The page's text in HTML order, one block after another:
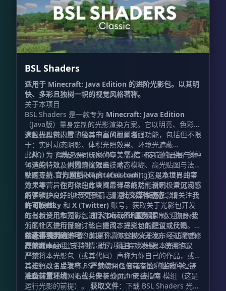
BSL Shaders
适用于 Minecraft: Java Edition 的进阶光影包。以其明
快、多彩且独树一帜的视觉风格著称。
关于本项目
BSL Shaders 是一款专为 Minecraft: Java Edition
（Java版）量身定制的光影渲染方案。它以明亮、色彩饱
满且极具辨识度的独特的画风而闻名。
这款光影包内置了极其丰富的视觉增强功能，包括但不限
于：实时动态阴影、体积光照效果、环境光遮蔽
（AO）、辉光效果（Bloom）、高度可定制的云层与水
体渲染，以及内置的抗锯齿技术。
此外，为了满足不同玩家的审美需求，BSL 还提供了多种
可选的特效，例如景深效果、动态模糊、高光贴图与法线
贴图支持、卡通渲染风格（Celshading）以及世界曲率
效果等，旨在为你的方块世界带来焕然一新且极具沉浸感
的体验。
快速导航官方网站 (capttatsu.com)：这是本项目的官
方大本营。你可以在此查阅最详尽的功能说明、常见问题
解答（FAQs）以及更新日志。社交媒体动态：请关注我
的Bluesky 和 X (Twitter) 账号，获取关于光影包开发
的最新资讯和预告。加入 Discord 服务器：欢迎加入我
们的社区进行深度讨论、提问、提交功能建议或反馈
Bug。支持创作者：如果你喜欢这款光影包，不妨考虑
在Patreon 上支持我，助力项目持续发展。 使用协议
为了维护良好的社区环境，请遵守以下使用条款：
许可权益：
你有权使用本光影包进行游戏截图和视频录制。 你有权
为了个人使用目的，私自修改本光影包的配置或代码。
在获得我明确许可的前提下，你有权公开发布经过深度修
改的版本。
禁止事项：
严禁在未经我许可的情况下，擅自二次分发本光影包。
严禁将本光影包（或其代码）声称为你自己的作品，或对
其进行改名后发布。严禁使用任何带有盈利性质的短链
接跳转至我的网站或文件下载页。 安装指南
请按照以下步骤将 BSL Shaders 部署到你的游戏中：
准备前置环境：下载并安装 Optifine 或 Iris 模组（这是
运行光影的前提）。 获取文件：下载 BSL Shaders 光影